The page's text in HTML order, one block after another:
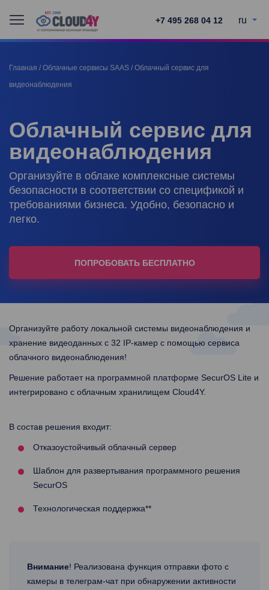
+7 495 268 04 12 ru
Главная / Облачные сервисы SAAS / Облачный сервис для
видеонаблюдения
Облачный сервис для
видеонаблюдения
Организуйте в облаке комплексные системы
безопасности в соответствии со спецификой и
требованиями бизнеса. Удобно, безопасно и
легко.
ПОПРОБОВАТЬ БЕСПЛАТНО
Организуйте работу локальной системы видеонаблюдения и
хранение видеоданных с 32 IP-камер с помощью сервиса
облачного видеонаблюдения!
Решение работает на программной платформе SecurOS Lite и
интегрировано с облачным хранилищем Cloud4Y.
В состав решения входит:
Отказоустойчивый облачный сервер
Шаблон для развертывания программного решения
SecurOS
Технологическая поддержка**
Внимание! Реализована функция отправки фото с
камеры в телеграм-чат при обнаружении активности